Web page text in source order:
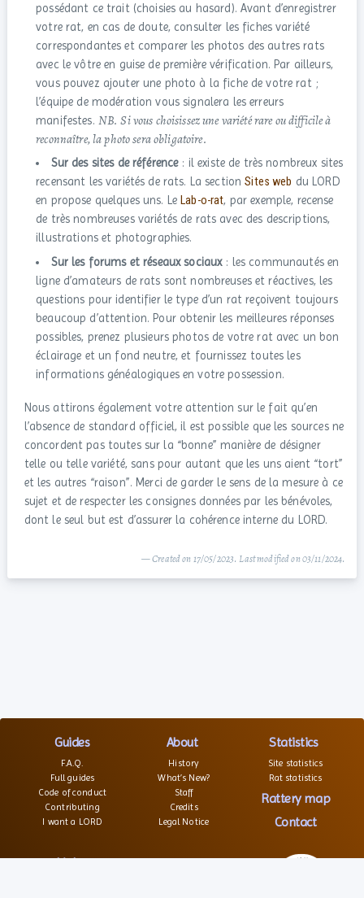
possédant ce trait (choisies au hasard). Avant d’enregistrer
votre rat, en cas de doute, consulter les fiches variété
correspondantes et comparer les photos des autres rats
avec le vôtre en guise de première vérification. Par ailleurs,
vous pouvez ajouter une photo à la fiche de votre rat ;
l’équipe de modération vous signalera les erreurs
manifestes. NB. Si vous choisissez une variété rare ou difficile à
reconnaître, la photo sera obligatoire.
Sur des sites de référence: il existe de très nombreux sites
recensant les variétés de rats. La sectionSites web du LORD
en propose quelques uns. Le Lab-o-rat, par exemple, recense
de très nombreuses variétés de rats avec des descriptions,
illustrations et photographies.
Sur les forums et réseaux sociaux: les communautés en
ligne d’amateurs de rats sont nombreuses et réactives, les
questions pour identifier le type d’un rat reçoivent toujours
beaucoup d’attention. Pour obtenir les meilleures réponses
possibles, prenez plusieurs photos de votre rat avec un bon
éclairage et un fond neutre, et fournissez toutes les
informations généalogiques en votre possession.
Nous attirons également votre attention sur le fait qu’en
l’absence de standard officiel, il est possible que les sources ne
concordent pas toutes sur la “bonne” manière de désigner
telle ou telle variété, sans pour autant que les uns aient “tort”
et les autres “raison”. Merci de garder le sens de la mesure à ce
sujet et de respecter les consignes données par les bénévoles,
dont le seul but est d’assurer la cohérence interne du LORD.
— Created on 17/05/2023. Last modified on 03/11/2024.
Guides
F.A.Q.
Full guides
Code of conduct
Contributing
I want a LORD
About
History
What’s New?
Staff
Credits
Legal Notice
Statistics
Site statistics
Rat statistics
Rattery map
Contact
Links